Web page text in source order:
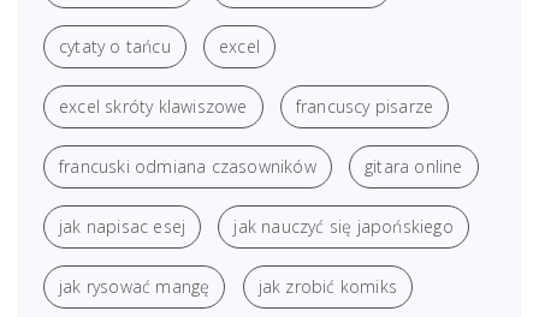
cytaty o tańcu excel
excel skróty klawiszowe francuscy pisarze
francuski odmiana czasowników gitara online
jak napisac esej jak nauczyć się japońskiego
jak rysować mangę jak zrobić komiks